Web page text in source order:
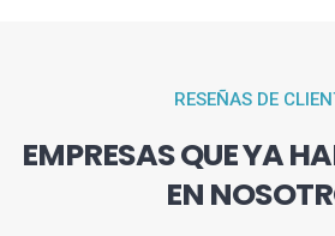
RESEÑAS DE
EMPRESAS QUE YA
EN